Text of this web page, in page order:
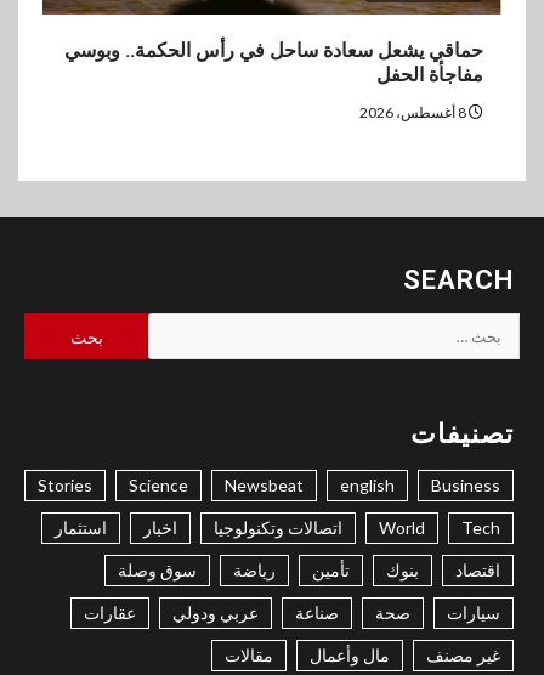
حماقي يشعل سعادة ساحل في رأس الحكمة.. وبوسي
مفاجأة الحفل
SEARCH
البحث
عن:
تصنيفات
Business
english
Newsbeat
Science
Stories
Tech
World اتصالات وتكنولوجيا اخبار استثمار
اقتصاد بنوك تأمين رياضة سوق وصلة
سيارات صحة صناعة عربي ودولي عقارات
غير مصنف مال وأعمال مقالات